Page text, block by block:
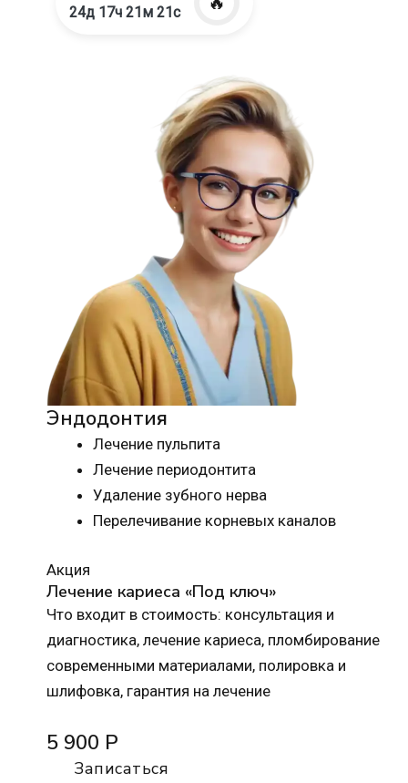
24д 17ч 21м 20с
Эндодонтия
Лечение пульпита
Лечение периодонтита
Удаление зубного нерва
Перелечивание корневых каналов
Акция
Лечение кариеса «Под ключ»
Что входит в стоимость: консультация и
диагностика, лечение кариеса, пломбирование
современными материалами, полировка и
шлифовка, гарантия на лечение
5 900 Р
Записаться